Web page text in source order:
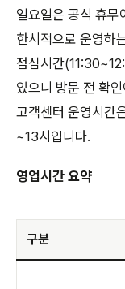
일요일은 공식 휴무
한시적으로 운영하
점심시간
있으니 방문 전 확
고객센터 운영시간
~13시입니다.
영업시간 요약
구분